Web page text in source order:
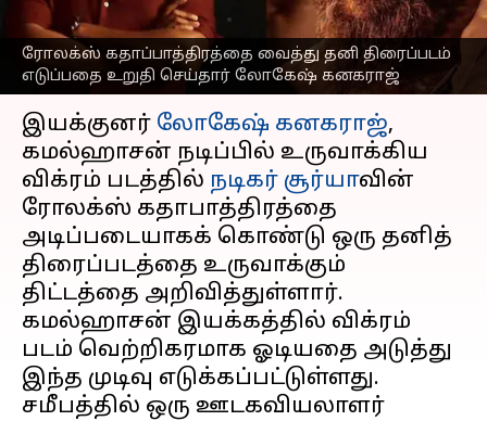
ரோலக்ஸ் கதாப்பாத்திரத்தை வைத்து தனி திரைப்படம்
எடுப்பதை உறுதி செய்தார் லோகேஷ் கனகராஜ்
எழுதியவர் Sekar Chinnappan Oct 13, 2024 03:04 pm
செய்தி முன்னோட்டம்
இயக்குனர் லோகேஷ் கனகராஜ்,
கமல்ஹாசன் நடிப்பில் உருவாக்கிய
விக்ரம் படத்தில் நடிகர் சூர்யாவின்
ரோலக்ஸ் கதாபாத்திரத்தை
அடிப்படையாகக் கொண்டு ஒரு தனித்
திரைப்படத்தை உருவாக்கும்
திட்டத்தை அறிவித்துள்ளார்.
கமல்ஹாசன் இயக்கத்தில் விக்ரம்
படம் வெற்றிகரமாக ஓடியதை அடுத்து
இந்த முடிவு எடுக்கப்பட்டுள்ளது.
சமீபத்தில் ஒரு ஊடகவியலாளர்